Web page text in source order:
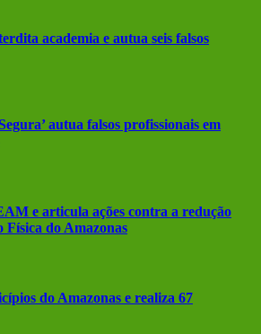
academia e autua seis falsos
autua falsos profissionais em
e articula ações contra a redução
Física do Amazonas
do Amazonas e realiza 67